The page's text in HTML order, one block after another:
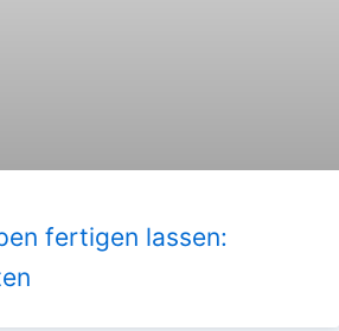
fertigen lassen: